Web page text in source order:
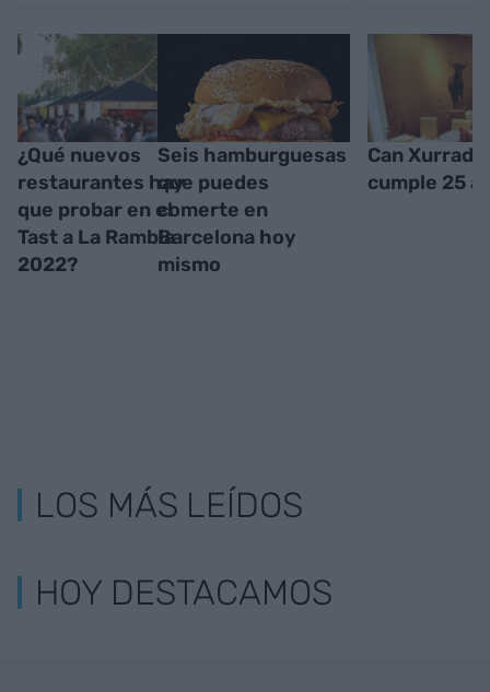
¿Qué nuevos
restaurantes hay
que probar en el
Tast a La Rambla
2022?
Seis hamburguesas
que puedes
comerte en
Barcelona hoy
mismo
Can
cumple 25
LOS MÁS LEÍDOS
HOY DESTACAMOS